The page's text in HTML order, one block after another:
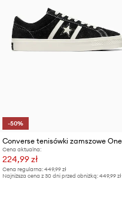
-50%
Cena aktualna:
224,99 zł
Cena regularna:449,99 zł
Najniższa cena z 30 dni przed obniżką:449,99 zł